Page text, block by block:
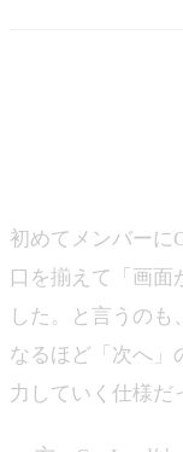
初めてメンバーに
口を揃えて「画面
した。と言うの
なるほど「次へ」
力していく仕様だ